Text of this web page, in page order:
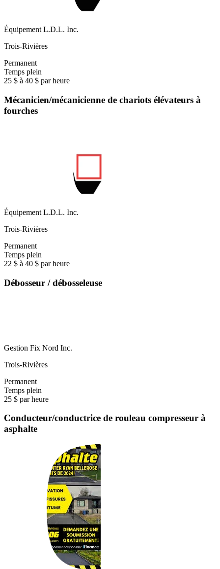
Équipement L.D.L. Inc.
Trois-Rivières
Permanent
Temps plein
25 $ à 40 $ par heure
Mécanicien/mécanicienne de chariots élévateurs à
fourches
Équipement L.D.L. Inc.
Trois-Rivières
Permanent
Temps plein
22 $ à 40 $ par heure
Débosseur / débosseleuse
Gestion Fix Nord Inc.
Trois-Rivières
Permanent
Temps plein
25 $ par heure
Conducteur/conductrice de rouleau compresseur à
asphalte